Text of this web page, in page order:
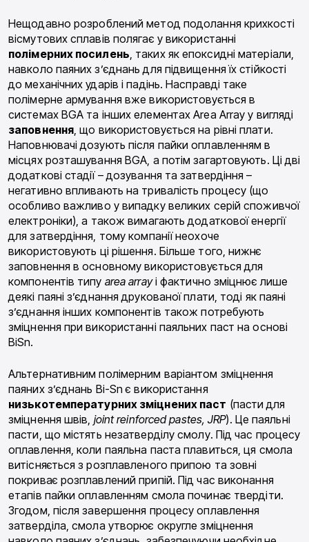
Нещодавно розроблений метод подолання крихкості
вісмутових сплавів полягає у використанні
полімерних посилень, таких як епоксидні матеріали,
навколо паяних з’єднань для підвищення їх стійкості
до механічних ударів і падінь. Насправді таке
полімерне армування вже використовується в
системах BGA та інших елементах Area Array у вигляді
заповнення, що використовується на рівні плати.
Наповнювачі дозують після пайки оплавленням в
місцях розташування BGA, а потім загартовують. Ці дві
додаткові стадії – дозування та затвердіння –
негативно впливають на тривалість процесу (що
особливо важливо у випадку великих серій споживчої
електроніки), а також вимагають додаткової енергії
для затвердіння, тому компанії неохоче
використовують ці рішення. Більше того, нижнє
заповнення в основному використовується для
компонентів типу area arrayі фактично зміцнює лише
деякі паяні з’єднання друкованої плати, тоді як паяні
з’єднання інших компонентів також потребують
зміцнення при використанні паяльних паст на основі
BiSn.
Альтернативним полімерним варіантом зміцнення
паяних з’єднань Bi-Sn є використання
низькотемпературних зміцнених паст (пасти для
зміцнення швів, joint reinforced pastes, JRP). Це паяльні
пасти, що містять незатверділу смолу. Під час процесу
оплавлення, коли паяльна паста плавиться, ця смола
витісняється з розплавленого припою та зовні
покриває розплавлений припій. Під час виконання
етапів пайки оплавленням смола починає твердіти.
Згодом, після завершення процесу оплавлення
затверділа, смола утворює округле зміцнення